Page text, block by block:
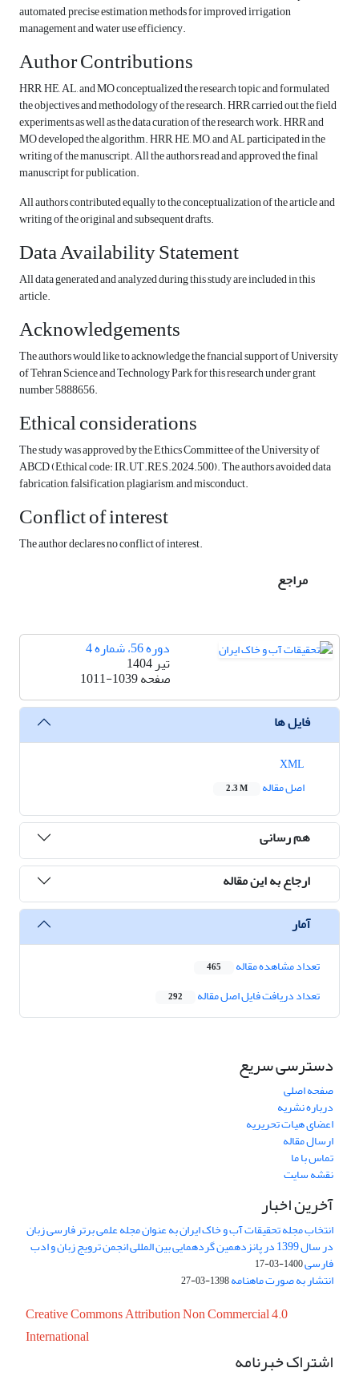
automated, precise estimation methods for improved irrigation
management and water use efficiency.
Author Contributions
HRR, HE, AL, and MO conceptualized the research topic and formulated
the objectives and methodology of the research. HRR carried out the field
experiments as well as the data curation of the research work. HRR and
MO developed the algorithm. HRR, HE, MO, and AL participated in the
writing of the manuscript. All the authors read and approved the final
manuscript for publication.
All authors contributed equally to the conceptualization of the article and
writing of the original and subsequent drafts.
Data Availability Statement
All data generated and analyzed during this study are included in this
article.
Acknowledgements
The authors would like to acknowledge the fnancial support of University
of Tehran Science and Technology Park for this research under grant
number 5888656.
Ethical considerations
The study was approved by the Ethics Committee of the University of
ABCD (Ethical code: IR.UT.RES.2024.500). The authors avoided data
fabrication, falsification, plagiarism, and misconduct.
Conflict of interest
The author declares no conflict of interest.
مراجع
دوره 56، شماره 4
تیر 1404
صفحه1011-1039
فایل ها
اصل مقاله
2.3 M
هم رسانی
ارجاع به این مقاله
آمار
تعداد مشاهده مقاله 465
تعداد دریافت فایل اصل مقاله 292
دسترسی سریع
صفحه اصلی
درباره نشریه
اعضای هیات تحریریه
ارسال مقاله
تماس با ما
نقشه سایت
آخرین اخبار
انتخاب مجله تحقیقات آب و خاک ایران به عنوان مجله علمی برتر فارسی زبان
در سال 1399 در پانزدهمین گردهمایی بین المللی انجمن ترویج زبان و ادب
فارسی1400-03-17
انتشار به صورت ماهنامه1398-03-27
Creative Commons Attribution Non Commercial 4.0
International
اشتراک خبرنامه